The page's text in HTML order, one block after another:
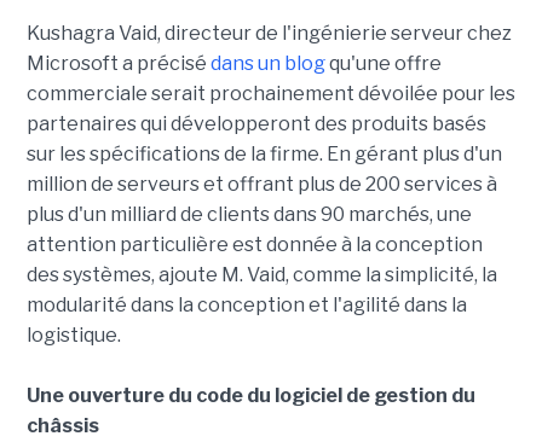
Kushagra Vaid, directeur de l'ingénierie serveur chez
Microsoft a précisé dans un blogqu'une offre
commerciale serait prochainement dévoilée pour les
partenaires qui développeront des produits basés
sur les spécifications de la firme. En gérant plus d'un
million de serveurs et offrant plus de 200 services à
plus d'un milliard de clients dans 90 marchés, une
attention particulière est donnée à la conception
des systèmes, ajoute M. Vaid, comme la simplicité, la
modularité dans la conception et l'agilité dans la
logistique.
Une ouverture du code du logiciel de gestion du
châssis